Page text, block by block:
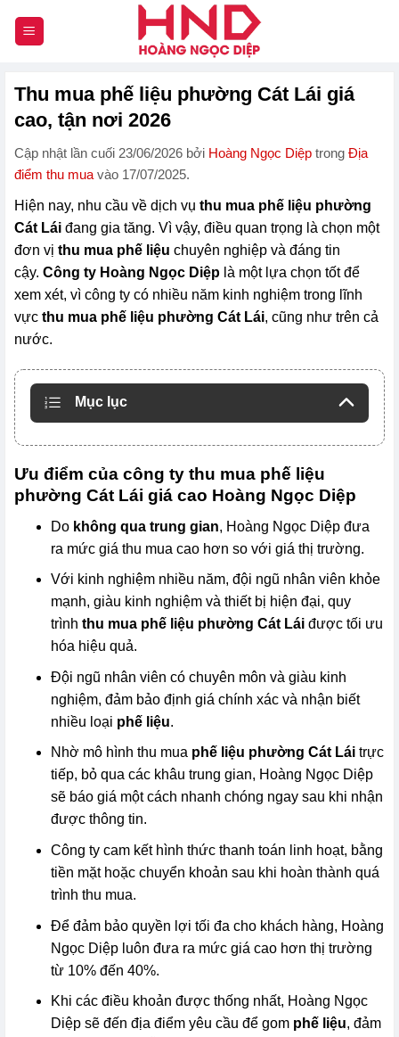
đến
Thu mua phế liệu phường Cát Lái giá
cao, tận nơi 2026
Cập nhật lần cuối 23/06/2026 bởi Hoàng Ngọc Diệptrong Địa
điểm thu muavào 17/07/2025.
Hiện nay, nhu cầu về dịch vụ thu mua phế liệu phường
Cát Láiđang gia tăng. Vì vậy, điều quan trọng là chọn một
đơn vị thu mua phế liệu chuyên nghiệp và đáng tin
cậy. Công ty Hoàng Ngọc Diệplà một lựa chọn tốt để
xem xét, vì công ty có nhiều năm kinh nghiệm trong lĩnh
vực thu mua phế liệu phường Cát Lái, cũng như trên cả
nước.
Mục lục
Ưu điểm của công ty thu mua phế liệu
phường Cát Lái giá cao Hoàng Ngọc Diệp
Do không qua trung gian, Hoàng Ngọc Diệp đưa
ra mức giá thu mua cao hơn so với giá thị trường.
Với kinh nghiệm nhiều năm, đội ngũ nhân viên khỏe
mạnh, giàu kinh nghiệm và thiết bị hiện đại, quy
trình thu mua phế liệu phường Cát Láiđược tối ưu
hóa hiệu quả.
Đội ngũ nhân viên có chuyên môn và giàu kinh
nghiệm, đảm bảo định giá chính xác và nhận biết
nhiều loại phế liệu.
Nhờ mô hình thu mua phế liệu phường Cát Láitrực
tiếp, bỏ qua các khâu trung gian, Hoàng Ngọc Diệp
sẽ báo giá một cách nhanh chóng ngay sau khi nhận
được thông tin.
Công ty cam kết hình thức thanh toán linh hoạt, bằng
tiền mặt hoặc chuyển khoản sau khi hoàn thành quá
trình thu mua.
Để đảm bảo quyền lợi tối đa cho khách hàng, Hoàng
Ngọc Diệp luôn đưa ra mức giá cao hơn thị trường
từ 10% đến 40%.
Khi các điều khoản được thống nhất, Hoàng Ngọc
Diệp sẽ đến địa điểm yêu cầu để gom phế liệu, đảm